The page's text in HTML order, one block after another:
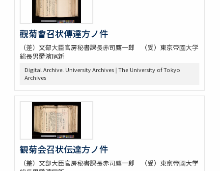
觀菊會召状傳達方ノ件
（差）文部大臣官房秘書課長赤司鷹一郎 （受）東京帝國大学
総長男爵濱尾新
Digital Archive. University Archives | The University of Tokyo
Archives
観菊会召状伝達方ノ件
（差）文部大臣官房秘書課長赤司鷹一郎 （受）東京帝國大学